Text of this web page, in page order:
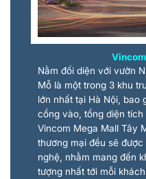
Nằm đối diện với vườn
Mỗ là một trong 3 khu
lớn nhất tại Hà Nội, bao
cổng vào, tổng diện
Vincom Mega Mall Tây
thương mại đều sẽ
nghệ, nhằm mang đến
tượng nhất tới mỗi